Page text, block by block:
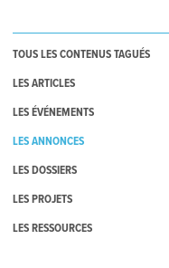
TOUS LES CONTENUS TAGUÉS
LES ARTICLES
LES ÉVÉNEMENTS
LES ANNONCES
LES DOSSIERS
LES PROJETS
LES RESSOURCES